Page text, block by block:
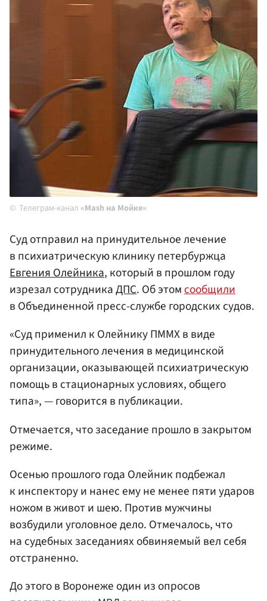
Телеграм-канал «Mash на Мойке»
Суд отправил на принудительное лечение
в психиатрическую клинику петербуржца
Евгения Олейника, который в прошлом году
изрезал сотрудникаДПС. Об этомсообщили
в Объединенной пресс-службе городских судов.
«Суд применил к Олейнику ПММХ в виде
принудительного лечения в медицинской
организации, оказывающей психиатрическую
помощь в стационарных условиях, общего
типа», — говорится в публикации.
Отмечается, что заседание прошло в закрытом
режиме.
Осенью прошлого года Олейник подбежал
к инспектору и нанес ему не менее пяти ударов
ножом в живот и шею. Против мужчины
возбудили уголовное дело. Отмечалось, что
на судебных заседаниях обвиняемый вел себя
отстраненно.
До этого в Воронеже один из опросов